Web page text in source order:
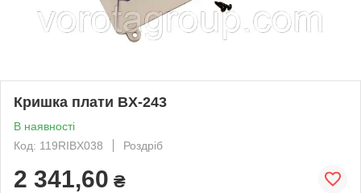
Кришка плати BX-243
В наявності
Код: 119RIBX038
Роздріб
2 341,60 ₴